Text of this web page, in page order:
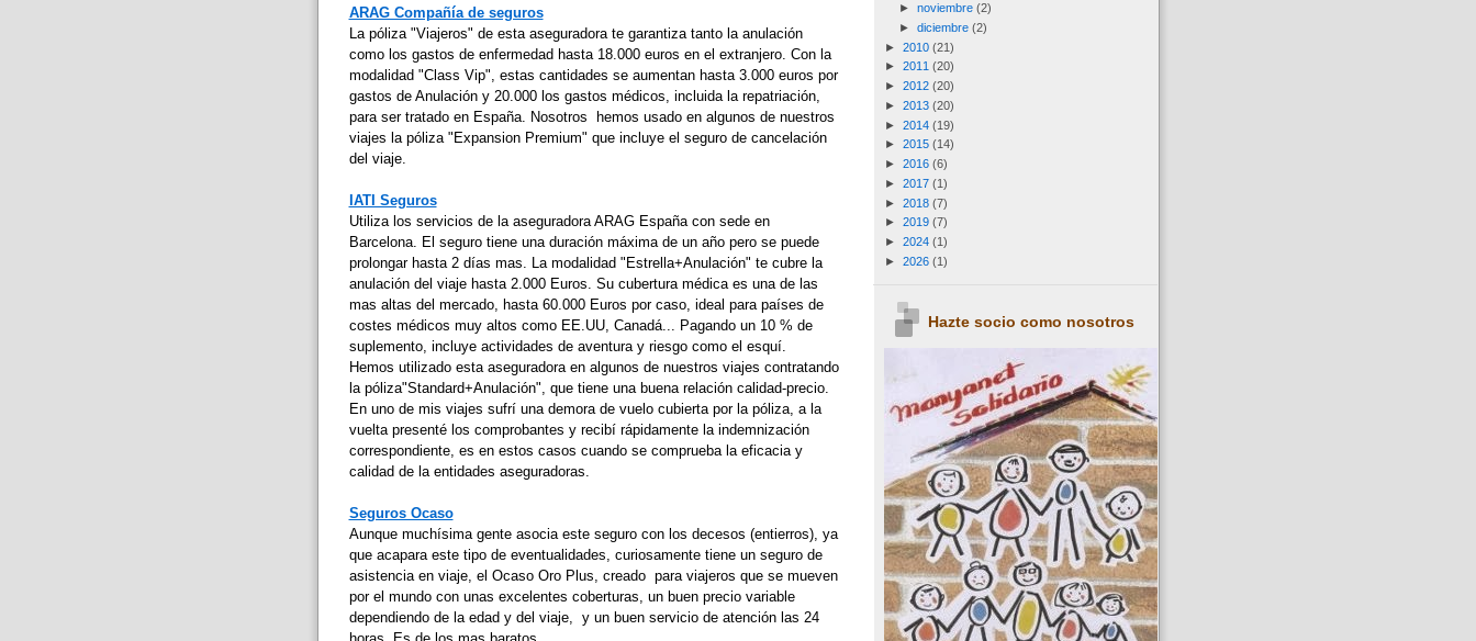
ARAG Compañía de seguros
La póliza "Viajeros" de esta aseguradora te garantiza tanto la anulación
como los gastos de enfermedad hasta 18.000 euros en el extranjero. Con la
modalidad "Class Vip", estas cantidades se aumentan hasta 3.000 euros por
gastos de Anulación y 20.000 los gastos médicos, incluida la repatriación,
para ser tratado en España. Nosotros hemos usado en algunos de nuestros
viajes la póliza "Expansion Premium" que incluye el seguro de cancelación
del viaje.
IATI Seguros
Utiliza los servicios de la aseguradora ARAG España con sede en
Barcelona. El seguro tiene una duración máxima de un año pero se puede
prolongar hasta 2 días mas. La modalidad "Estrella+Anulación" te cubre la
anulación del viaje hasta 2.000 Euros. Su cubertura médica es una de las
mas altas del mercado, hasta 60.000 Euros por caso, ideal para países de
costes médicos muy altos como EE.UU, Canadá... Pagando un 10 % de
suplemento, incluye actividades de aventura y riesgo como el esquí.
Hemos utilizado esta aseguradora en algunos de nuestros viajes contratando
la póliza"Standard+Anulación", que tiene una buena relación calidad-precio.
En uno de mis viajes sufrí una demora de vuelo cubierta por la póliza, a la
vuelta presenté los comprobantes y recibí rápidamente la indemnización
correspondiente, es en estos casos cuando se comprueba la eficacia y
calidad de la entidades aseguradoras.
Seguros Ocaso
Aunque muchísima gente asocia este seguro con los decesos (entierros), ya
que acapara este tipo de eventualidades, curiosamente tiene un seguro de
asistencia en viaje, el Ocaso Oro Plus, creado para viajeros que se mueven
por el mundo con unas excelentes coberturas, un buen precio variable
dependiendo de la edad y del viaje, y un buen servicio de atención las 24
► noviembre (2)
► diciembre (2)
► 2010 (21)
► 2011 (20)
► 2012 (20)
► 2013 (20)
► 2014 (19)
► 2015 (14)
► 2016 (6)
► 2017 (1)
► 2018 (7)
► 2019 (7)
► 2024 (1)
► 2026 (1)
Hazte socio como nosotros